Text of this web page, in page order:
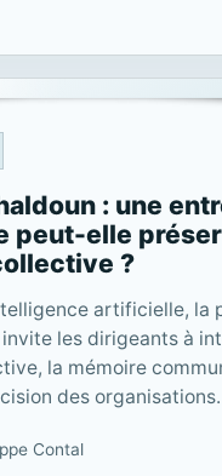
: une
peut-elle
?
artificielle, la
invite les dirigeants à
la mémoire
des organisations.
Contal